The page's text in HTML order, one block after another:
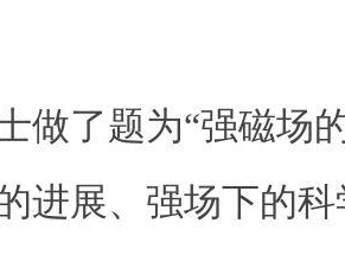
做了题为“强磁场
进展、强场下的